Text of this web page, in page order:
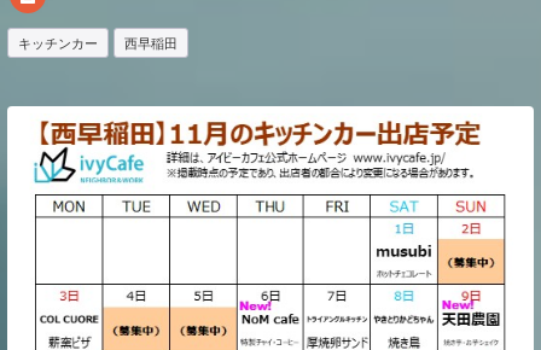
キッチンカー 西早稲田